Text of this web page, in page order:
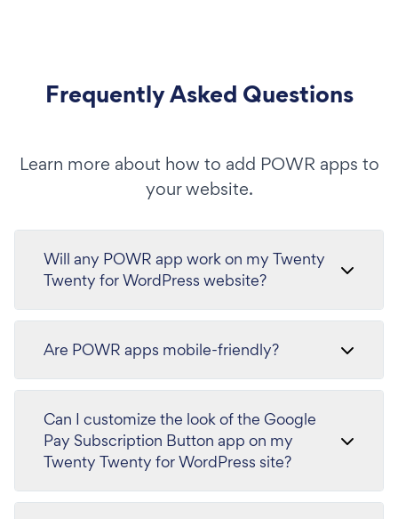
Frequently Asked Questions
Learn more about how to add POWR apps to
your website.
Will any POWR app work on my Twenty
Twenty for WordPress website?
Are POWR apps mobile-friendly?
Can I customize the look of the Google
Pay Subscription Button app on my
Twenty Twenty for WordPress site?